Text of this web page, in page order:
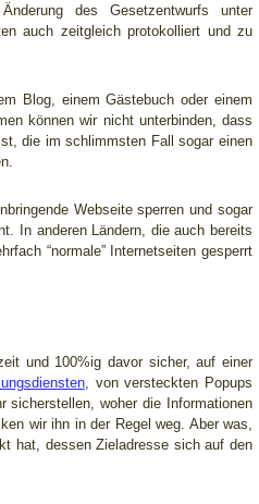
des Gesetzentwurfs unter
auch zeitgleich protokolliert und zu
Blog, einem Gästebuch oder einem
können wir nicht unterbinden, dass
die im schlimmsten Fall sogar einen
Webseite sperren und sogar
In anderen Ländern, die auch bereits
“normale” Internetseiten gesperrt
und 100%ig davor sicher, auf einer
, von versteckten Popups
sicherstellen, woher die Informationen
wir ihn in der Regel weg. Aber was,
hat, dessen Zieladresse sich auf den